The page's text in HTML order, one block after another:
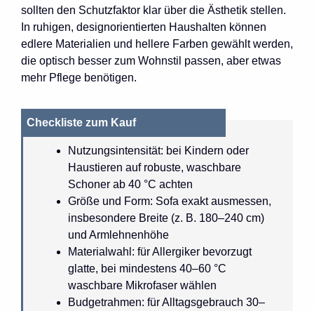
sollten den Schutzfaktor klar über die Ästhetik stellen.
In ruhigen, designorientierten Haushalten können
edlere Materialien und hellere Farben gewählt werden,
die optisch besser zum Wohnstil passen, aber etwas
mehr Pflege benötigen.
Checkliste zum Kauf
Nutzungsintensität: bei Kindern oder
Haustieren auf robuste, waschbare
Schoner ab 40 °C achten
Größe und Form: Sofa exakt ausmessen,
insbesondere Breite (z. B. 180–240 cm)
und Armlehnenhöhe
Materialwahl: für Allergiker bevorzugt
glatte, bei mindestens 40–60 °C
waschbare Mikrofaser wählen
Budgetrahmen: für Alltagsgebrauch 30–